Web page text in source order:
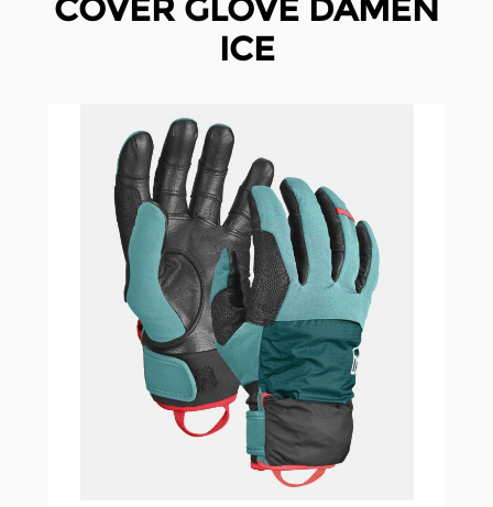
COVER GLOVE DAMEN
ICE
Clicken, um das Karussell zu überspringen